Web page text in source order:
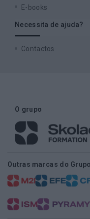
E-books
Necessita de ajuda?
Contactos
O grupo
Outras marcas do Grupo